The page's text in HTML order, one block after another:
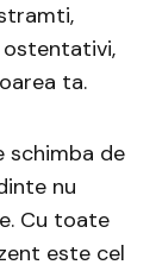
ostentativi,
ta.
schimba de
nu
Cu toate
este cel